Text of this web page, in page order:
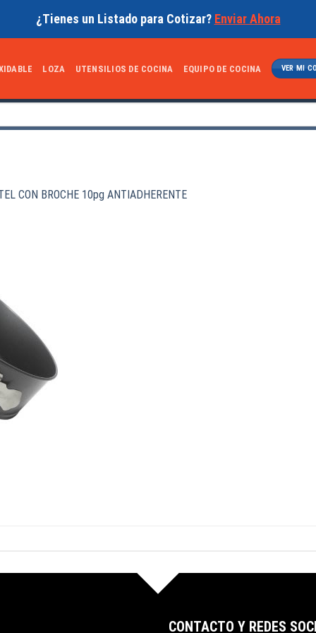
¿Tienes un Listado para Cotizar? Enviar Ahora
LOZA UTENSILIOS DE COCINA EQUIPO DE COCINA VER MI
CON BROCHE 10pg ANTIADHERENTE
CONTACTO Y REDES